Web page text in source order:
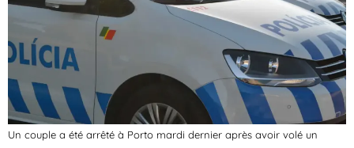
Un couple a été arrêté à Porto mardi dernier après avoir volé un